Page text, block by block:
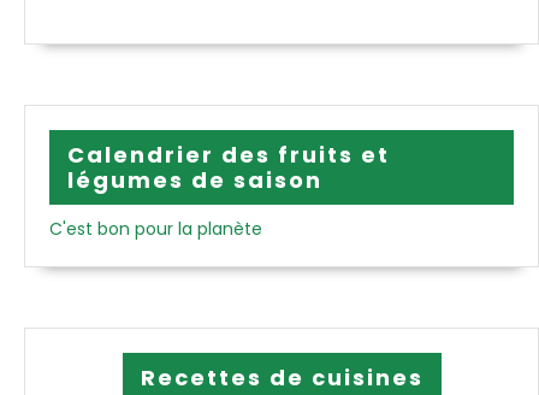
Calendrier des fruits et
légumes de saison
C'est bon pour la planète
Recettes de cuisines